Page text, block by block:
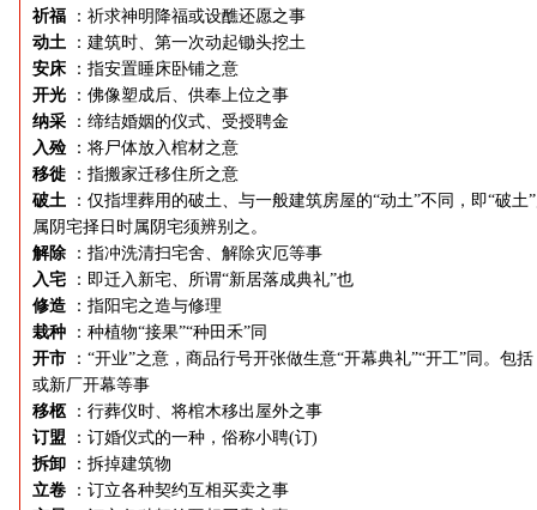
祈福
：祈求神明降福或设醮还愿之事
动土
：建筑时、第一次动起锄头挖土
安床
：指安置睡床卧铺之意
开光
：佛像塑成后、供奉上位之事
纳采
：缔结婚姻的仪式、受授聘金
入殓
：将尸体放入棺材之意
移徙
：指搬家迁移住所之意
破土
：仅指埋葬用的破土、与一般建筑房屋的“动土”不同，即“破
属阴宅择日时属阴宅须辨别之。
解除
：指冲洗清扫宅舍、解除灾厄等事
入宅
：即迁入新宅、所谓“新居落成典礼”也
修造
：指阳宅之造与修理
栽种
：种植物“接果”“种田禾”同
开市
：“开业”之意，商品行号开张做生意“开幕典礼”“开工”同。
或新厂开幕等事
移柩
：行葬仪时、将棺木移出屋外之事
订盟
：订婚仪式的一种，俗称小聘(订)
拆卸
：拆掉建筑物
立卷
：订立各种契约互相买卖之事